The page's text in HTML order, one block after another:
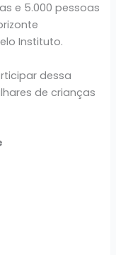
e 5.000 pessoas
Instituto.
dessa
de crianças